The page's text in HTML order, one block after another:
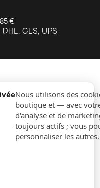
Nous utilisons des
boutique et — avec
d'analyse et de
toujours actifs ; vous
personnaliser les
€
GLS, UPS
expand_more